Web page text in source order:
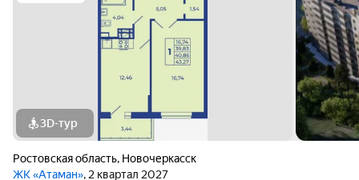
3D-тур
Ростовская область, Новочеркасск
ЖК «Атаман», 2 квартал 2027